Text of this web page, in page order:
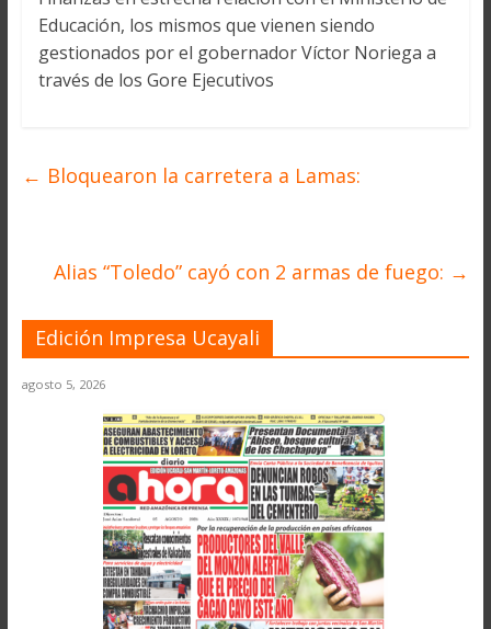
Educación, los mismos que vienen siendo
gestionados por el gobernador Víctor Noriega a
través de los Gore Ejecutivos
← Bloquearon la carretera a Lamas:
Alias “Toledo” cayó con 2 armas de fuego: →
Edición Impresa Ucayali
agosto 5, 2026